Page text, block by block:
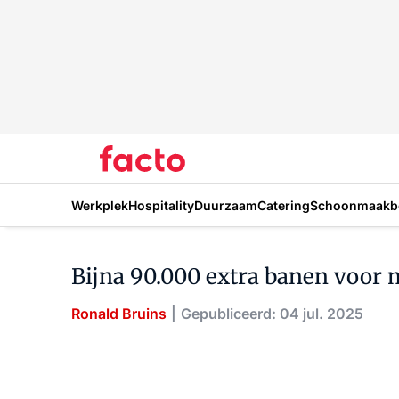
WerkplekHospitalityDuurzaamCatering
Bijna 90.000 extra banen voor
Ronald Bruins Gepubliceerd: 04 jul. 2025